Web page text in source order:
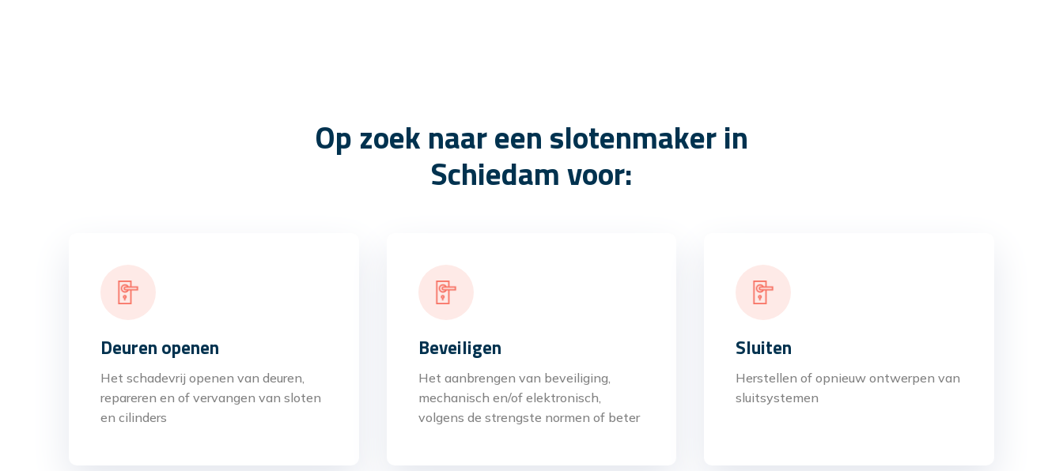
Op zoek naar een slotenmaker in
Schiedam voor:
Deuren openen
Het schadevrij openen van deuren,
repareren en of vervangen van sloten
en cilinders
Beveiligen
Het aanbrengen van beveiliging,
mechanisch en/of elektronisch,
volgens de strengste normen of beter
Sluiten
Herstellen of opnieuw ontwerpen van
sluitsystemen